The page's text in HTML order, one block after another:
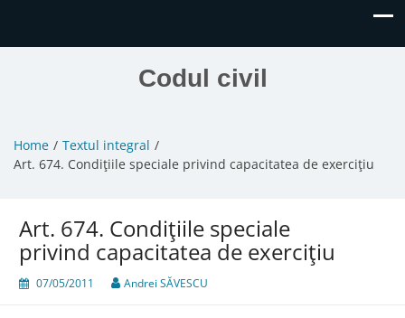
Codul civil
Home
Textul integral
Art. 674. Condiţiile speciale privind capacitatea de exerciţiu
Art. 674. Condiţiile speciale
privind capacitatea de exerciţiu
07/05/2011 Andrei SĂVESCU